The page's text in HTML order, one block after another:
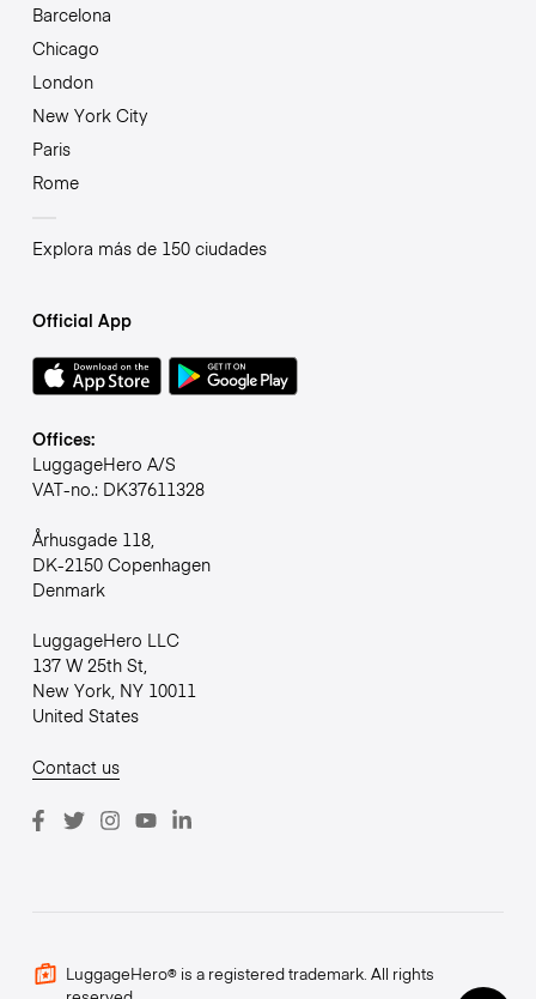
Barcelona
Chicago
London
New York City
Paris
Rome
Explora más de 150 ciudades
Official App
Offices:
LuggageHero A/S
VAT-no.: DK37611328
Århusgade 118,
DK-2150 Copenhagen
Denmark
LuggageHero LLC
137 W 25th St,
New York, NY 10011
United States
Contact us
LuggageHero® is a registered trademark. All rights